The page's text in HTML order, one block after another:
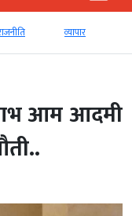
व्‍यापार
आम आदमी